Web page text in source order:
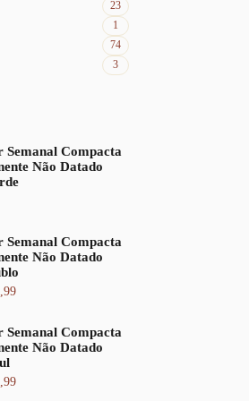
23
1
74
3
Semanal Compacta
Não Datado
Semanal Compacta
Não Datado
F
x
a
e
Semanal Compacta
Não Datado
F